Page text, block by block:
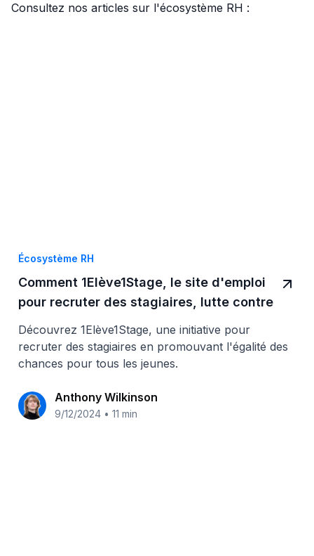
Consultez nos articles sur l'écosystème RH :
Écosystème RH
Comment 1Elève1Stage, le site d'emploi
pour recruter des stagiaires, lutte contre
l'inégalité des chances
Découvrez 1Elève1Stage, une initiative pour
recruter des stagiaires en promouvant l'égalité des
chances pour tous les jeunes.
Anthony Wilkinson
9/12/2024 • 11 min